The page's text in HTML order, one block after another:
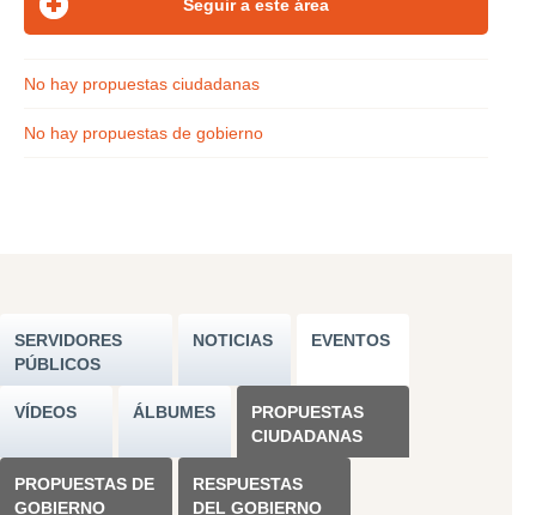
No hay propuestas ciudadanas
No hay propuestas de gobierno
SERVIDORES
PÚBLICOS
NOTICIAS EVENTOS
VÍDEOS ÁLBUMES
PROPUESTAS
CIUDADANAS
PROPUESTAS DE
GOBIERNO
RESPUESTAS
DEL GOBIERNO